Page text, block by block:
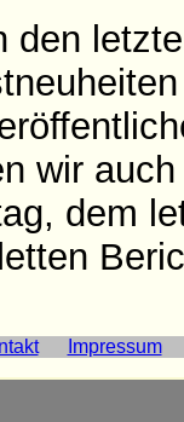
den
wir
dem
Impressum